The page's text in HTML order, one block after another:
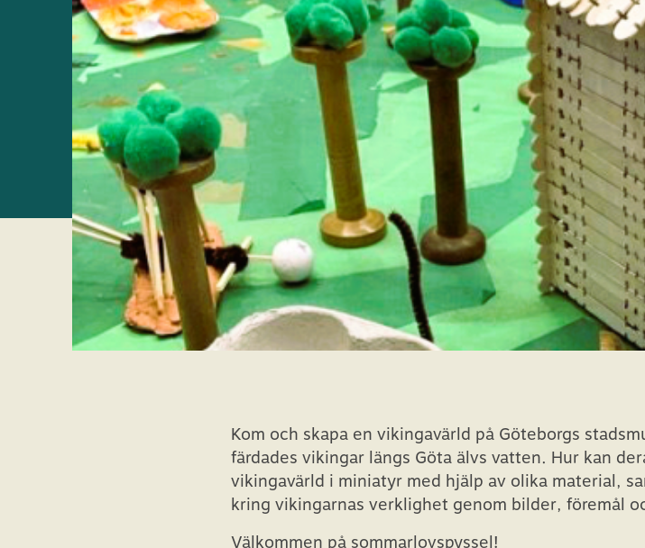
Kom och skapa en vikingavärld på Göteborgs
färdades vikingar längs Göta älvs vatten. Hur kan
vikingavärld i miniatyr med hjälp av olika material,
kring vikingarnas verklighet genom bilder, föremål
Välkommen på sommarlovspyssel!